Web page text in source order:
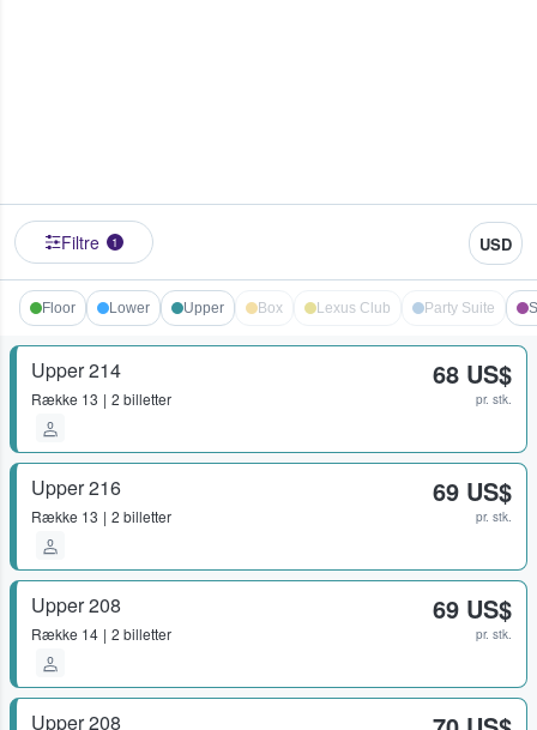
Filtre 1 USD
Floor Lower Upper Box Lexus Club Party Suite
Upper 214
Række 13 2 billetter
68 US$
pr. stk.
Upper 216
Række 13 2 billetter
69 US$
pr. stk.
Upper 208
Række 14 2 billetter
69 US$
pr. stk.
Upper 208